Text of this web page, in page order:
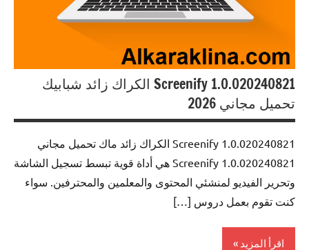
Screenify 1.0.020240821 الكراك زائد شبابيك
تحميل مجاني 2026
Screenify 1.0.020240821 الكراك زائد ماك تحميل مجاني
Screenify 1.0.020240821 هي أداة قوية تبسط تسجيل الشاشة
وتحرير الفيديو لمنشئي المحتوى والمعلمين والمحترفين. سواء
كنت تقوم بعمل دروس […]
اقرأ المزيد